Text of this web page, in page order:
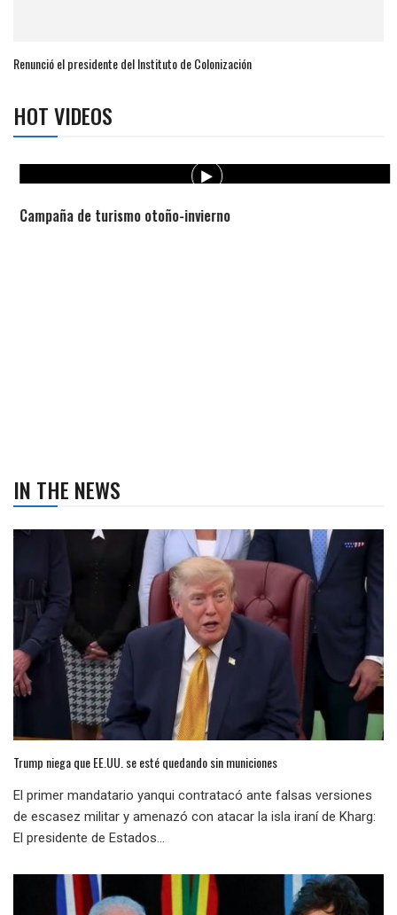
Renunció el presidente del Instituto de Colonización
HOT VIDEOS
Campaña de turismo otoño-invierno
IN THE NEWS
Trump niega que EE.UU. se esté quedando sin municiones
El primer mandatario yanqui contratacó ante falsas versiones
de escasez militar y amenazó con atacar la isla iraní de Kharg:
El presidente de Estados...